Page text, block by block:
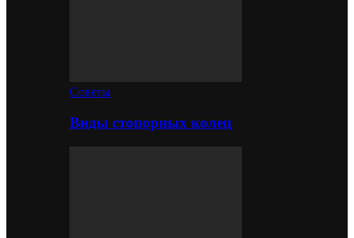
Советы
Виды стопорных колец